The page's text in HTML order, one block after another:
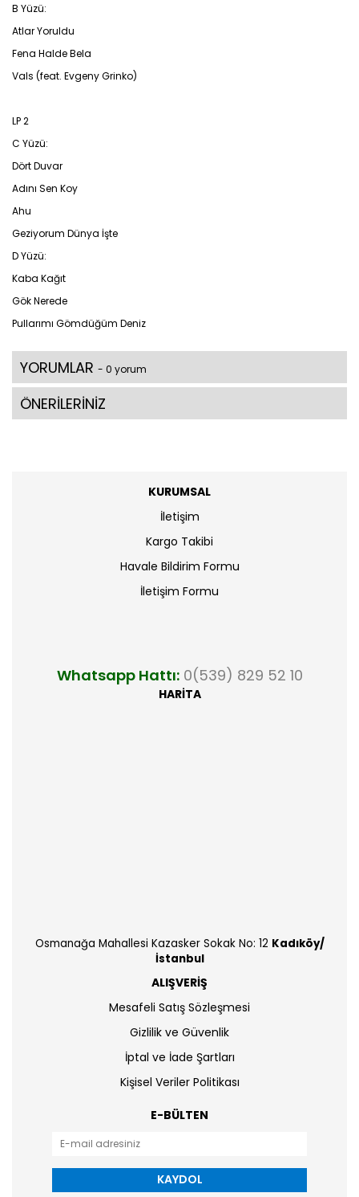
B Yüzü:
Atlar Yoruldu
Fena Halde Bela
Vals (feat. Evgeny Grinko)
LP 2
C Yüzü:
Dört Duvar
Adını Sen Koy
Ahu
Geziyorum Dünya İşte
D Yüzü:
Kaba Kağıt
Gök Nerede
Pullarımı Gömdüğüm Deniz
YORUMLAR - 0 yorum
ÖNERİLERİNİZ
KURUMSAL
İletişim
Kargo Takibi
Havale Bildirim Formu
İletişim Formu
Whatsapp Hattı: 0(539) 829 52 10
HARİTA
Osmanağa Mahallesi Kazasker Sokak No: 12 Kadıköy/
İstanbul
ALIŞVERİŞ
Mesafeli Satış Sözleşmesi
Gizlilik ve Güvenlik
İptal ve İade Şartları
Kişisel Veriler Politikası
E-BÜLTEN
KAYDOL